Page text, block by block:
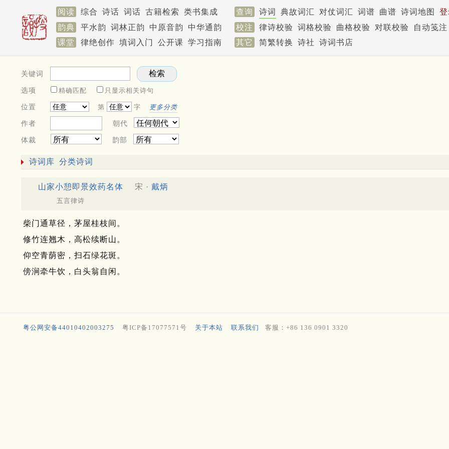
阅读 综合 诗话 词话 古籍检索 类书集成 查询 诗词 典故词汇 对仗词汇 词谱 曲谱 诗词地图
韵典
平水韵 词林正韵 中原音韵 中华通韵 校注 律诗校验 词格校验 曲格校验 对联校验
自动笺注
课堂
律绝创作 填词入门 公开课 学习指南 其它 简繁转换 诗社 诗词书店
关键词
选项 精确匹配 只显示相关诗句
位置 第 字 更多分类
作者 朝代
体裁 韵部
诗词库 分类诗词
山家小憩即景效药名体 宋 · 戴炳
五言律诗
柴门通草径，茅屋桂枝间。
修竹连翘木，高松续断山。
仰空青荫密，扫石绿花斑。
傍涧牵牛饮，白头翁自闲。
粤公网安备44010402003275 粤ICP备17077571号 关于本站 联系我们 客服：+86 136 0901 3320